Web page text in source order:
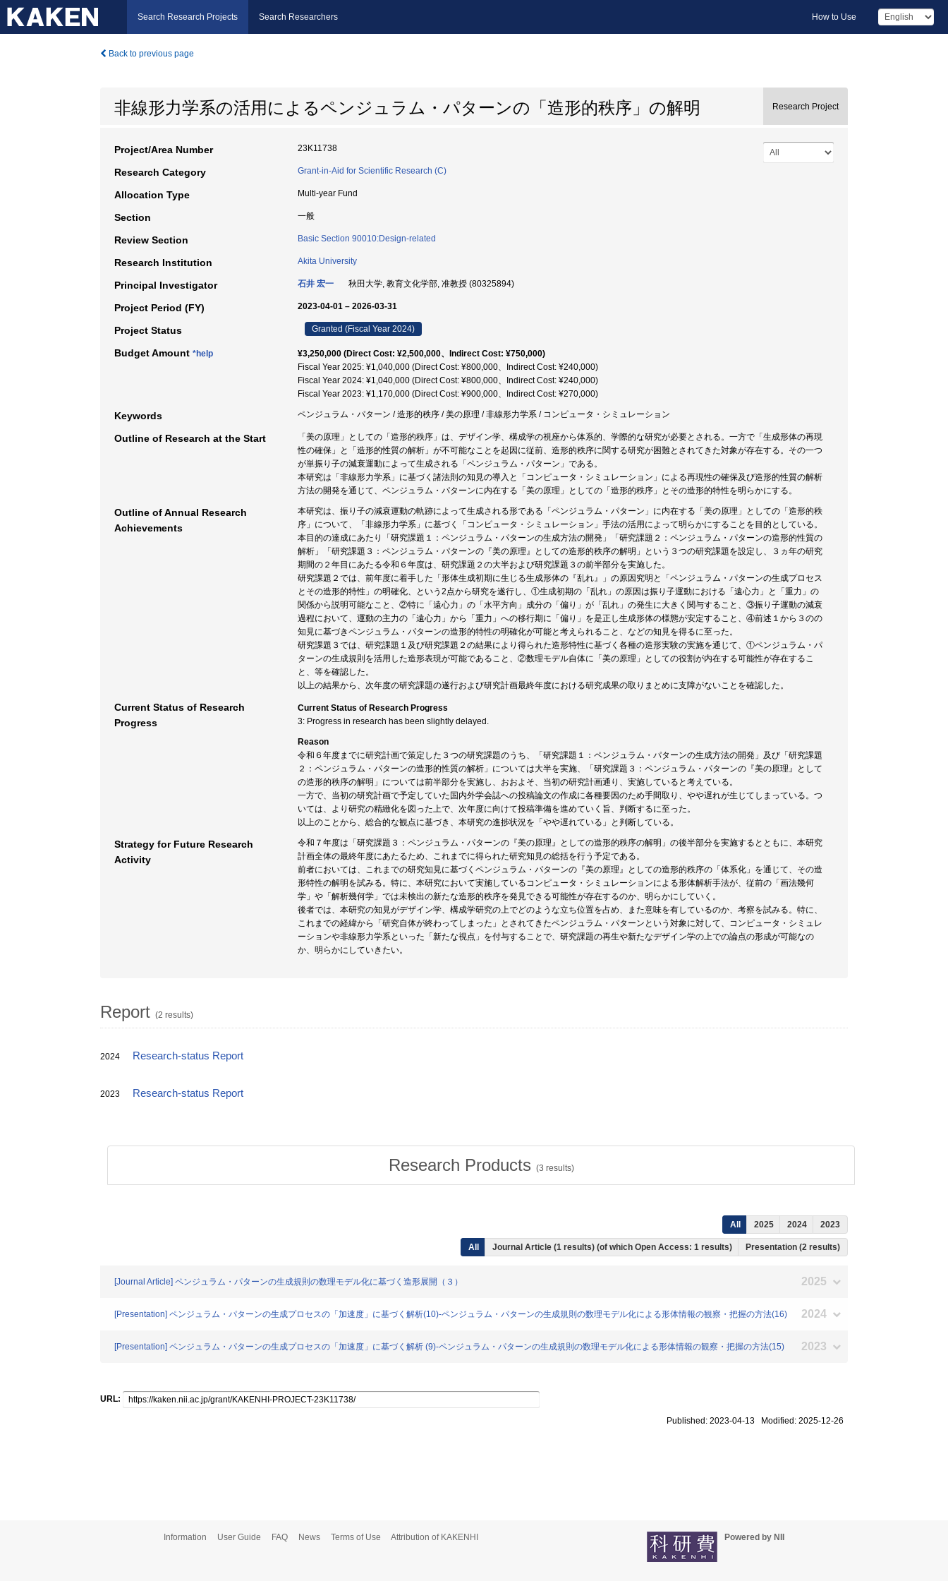
Search Research Projects Search Researchers How to Use
Back to previous page
非線形力学系の活用によるペンジュラム・パターンの「造形的秩序」の解明 Research Project
Project/Area Number 23K11738
Research Category Grant-in-Aid for Scientific Research (C)
Allocation Type Multi-year Fund
Section 一般
Review Section Basic Section 90010:Design-related
Research Institution Akita University
Principal Investigator 石井 宏一 秋田大学, 教育文化学部, 准教授 (80325894)
Project Period (FY) 2023-04-01 – 2026-03-31
Project Status Granted (Fiscal Year 2024)
Budget Amount *help
¥3,250,000 (Direct Cost: ¥2,500,000、Indirect Cost: ¥750,000)
Fiscal Year 2025: ¥1,040,000 (Direct Cost: ¥800,000、Indirect Cost: ¥240,000)
Fiscal Year 2024: ¥1,040,000 (Direct Cost: ¥800,000、Indirect Cost: ¥240,000)
Fiscal Year 2023: ¥1,170,000 (Direct Cost: ¥900,000、Indirect Cost: ¥270,000)
Keywords ペンジュラム・パターン / 造形的秩序 / 美の原理 / 非線形力学系 / コンピュータ・シミュレーション
Outline of Research at the Start
「美の原理」としての「造形的秩序」は、デザイン学、構成学の視座から体系的、学際的な研究が必要とされる。一方で「生成形体の再現
性の確保」と「造形的性質の解析」が不可能なことを起因に従前、造形的秩序に関する研究が困難とされてきた対象が存在する。その一つ
が単振り子の減衰運動によって生成される「ペンジュラム・パターン」である。
本研究は「非線形力学系」に基づく諸法則の知見の導入と「コンピュータ・シミュレーション」による再現性の確保及び造形的性質の解析
方法の開発を通じて、ペンジュラム・パターンに内在する「美の原理」としての「造形的秩序」とその造形的特性を明らかにする。
Outline of Annual Research
Achievements
本研究は、振り子の減衰運動の軌跡によって生成される形である「ペンジュラム・パターン」に内在する「美の原理」としての「造形的秩
序」について、「非線形力学系」に基づく「コンピュータ・シミュレーション」手法の活用によって明らかにすることを目的としている。
本目的の達成にあたり「研究課題１：ペンジュラム・パターンの生成方法の開発」「研究課題２：ペンジュラム・パターンの造形的性質の
解析」「研究課題３：ペンジュラム・パターンの『美の原理』としての造形的秩序の解明」という３つの研究課題を設定し、３ヵ年の研究
期間の２年目にあたる令和６年度は、研究課題２の大半および研究課題３の前半部分を実施した。
研究課題２では、前年度に着手した「形体生成初期に生じる生成形体の『乱れ』」の原因究明と「ペンジュラム・パターンの生成プロセス
とその造形的特性」の明確化、という2点から研究を遂行し、①生成初期の「乱れ」の原因は振り子運動における「遠心力」と「重力」の
関係から説明可能なこと、②特に「遠心力」の「水平方向」成分の「偏り」が「乱れ」の発生に大きく関与すること、③振り子運動の減衰
過程において、運動の主力の「遠心力」から「重力」への移行期に「偏り」を是正し生成形体の様態が安定すること、④前述１から３のの
知見に基づきペンジュラム・パターンの造形的特性の明確化が可能と考えられること、などの知見を得るに至った。
研究課題３では、研究課題１及び研究課題２の結果により得られた造形特性に基づく各種の造形実験の実施を通じて、①ペンジュラム・パ
ターンの生成規則を活用した造形表現が可能であること、②数理モデル自体に「美の原理」としての役割が内在する可能性が存在するこ
と、等を確認した。
以上の結果から、次年度の研究課題の遂行および研究計画最終年度における研究成果の取りまとめに支障がないことを確認した。
Current Status of Research
Progress
Current Status of Research Progress
3: Progress in research has been slightly delayed.
Reason
令和６年度までに研究計画で策定した３つの研究課題のうち、「研究課題１：ペンジュラム・パターンの生成方法の開発」及び「研究課題
２：ペンジュラム・パターンの造形的性質の解析」については大半を実施、「研究課題３：ペンジュラム・パターンの『美の原理』として
の造形的秩序の解明」については前半部分を実施し、おおよそ、当初の研究計画通り、実施していると考えている。
一方で、当初の研究計画で予定していた国内外学会誌への投稿論文の作成に各種要因のため手間取り、やや遅れが生じてしまっている。つ
いては、より研究の精緻化を図った上で、次年度に向けて投稿準備を進めていく旨、判断するに至った。
以上のことから、総合的な観点に基づき、本研究の進捗状況を「やや遅れている」と判断している。
Strategy for Future Research
Activity
令和７年度は「研究課題３：ペンジュラム・パターンの『美の原理』としての造形的秩序の解明」の後半部分を実施するとともに、本研究
計画全体の最終年度にあたるため、これまでに得られた研究知見の総括を行う予定である。
前者においては、これまでの研究知見に基づくペンジュラム・パターンの『美の原理』としての造形的秩序の「体系化」を通じて、その造
形特性の解明を試みる。特に、本研究において実施しているコンピュータ・シミュレーションによる形体解析手法が、従前の「画法幾何
学」や「解析幾何学」では未検出の新たな造形的秩序を発見できる可能性が存在するのか、明らかにしていく。
後者では、本研究の知見がデザイン学、構成学研究の上でどのような立ち位置を占め、また意味を有しているのか、考察を試みる。特に、
これまでの経緯から「研究自体が終わってしまった」とされてきたペンジュラム・パターンという対象に対して、コンピュータ・シミュレ
ーションや非線形力学系といった「新たな視点」を付与することで、研究課題の再生や新たなデザイン学の上での論点の形成が可能なの
か、明らかにしていきたい。
Report (2 results)
2024 Research-status Report
2023 Research-status Report
Research Products (3 results)
All 2025 2024 2023
All Journal Article (1 results) (of which Open Access: 1 results) Presentation (2 results)
[Journal Article] ペンジュラム・パターンの生成規則の数理モデル化に基づく造形展開（３） 2025
[Presentation] ペンジュラム・パターンの生成プロセスの「加速度」に基づく解析(10)-ペンジュラム・パターンの生成規則の数理モデル化による形体情報の観察・把握の方法(16) 2024
[Presentation] ペンジュラム・パターンの生成プロセスの「加速度」に基づく解析 (9)-ペンジュラム・パターンの生成規則の数理モデル化による形体情報の観察・把握の方法(15) 2023
URL:
Published: 2023-04-13 Modified: 2025-12-26
Information User Guide FAQ News Terms of Use Attribution of KAKENHI Powered by NII